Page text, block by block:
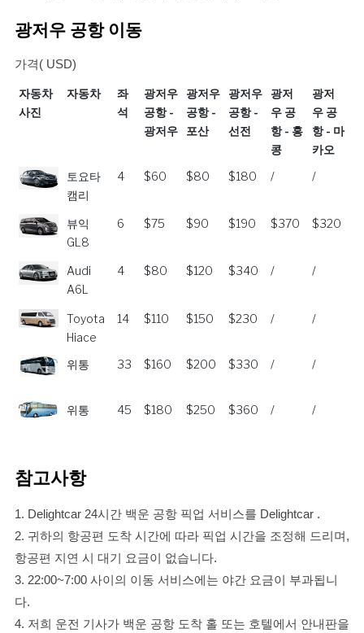
광저우 공항 이동
가격( USD)
자동차
사진
자동차
좌
석
광저우
공항 -
광저우
광저우
공항 -
포산
광저우
공항 -
선전
광저
우 공
항 - 홍
콩
광저
우 공
항 - 마
카오
자동차
사진
자동차
좌
광저우
광저우
광저우
광저
콩
광저
카오
토요타
캠리
4 $60 $80 $180 / /
뷰익
GL8
6 $75 $90 $190 $370 $320
Audi
A6L
4 $80 $120 $340 / /
Toyota
Hiace
14 $110 $150 $230 / /
위통 33 $160 $200 $330 / /
위통 45 $180 $250 $360 / /
참고사항
1. Delightcar 24시간 백운 공항 픽업 서비스를 Delightcar .
2. 귀하의 항공편 도착 시간에 따라 픽업 시간을 조정해 드리며,
항공편 지연 시 대기 요금이 없습니다.
3. 22:00~7:00 사이의 이동 서비스에는 야간 요금이 부과됩니
다.
4. 저희 운전 기사가 백운 공항 도착 홀 또는 호텔에서 안내판을